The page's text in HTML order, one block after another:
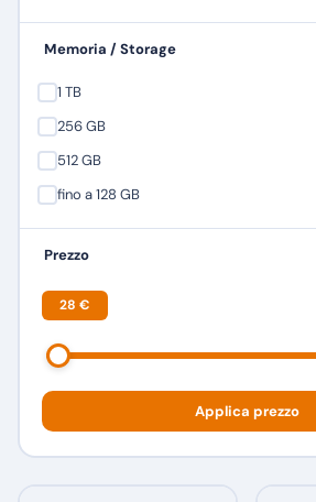
ULEFONE
ZTE
Memoria / Storage
1 TB
256 GB
512 GB
fino a 128 GB
Prezzo
28 €
Applica prezzo